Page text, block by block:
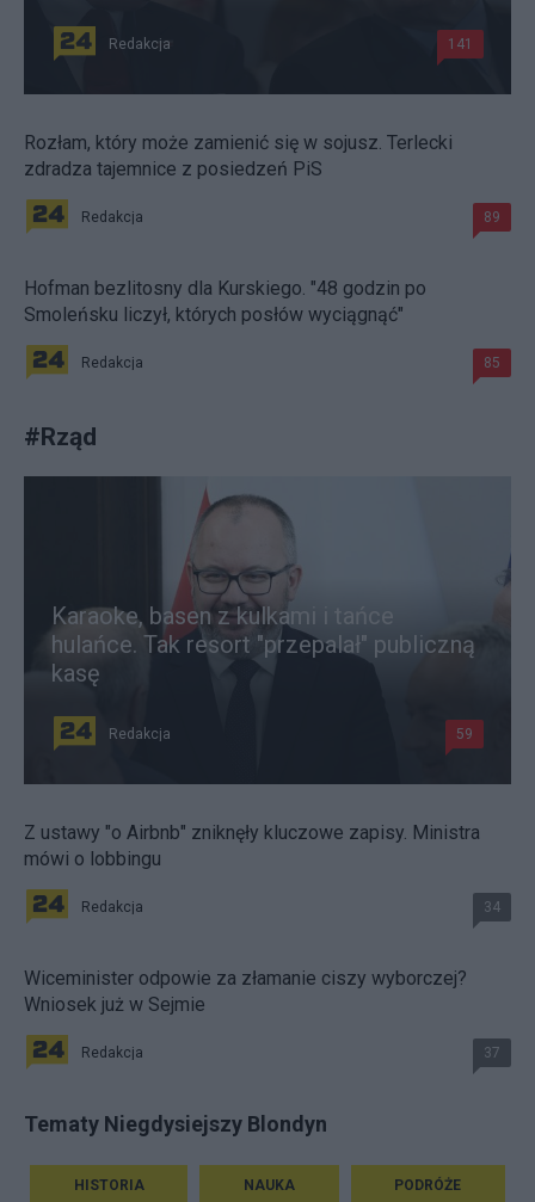
Redakcja 141
Rozłam, który może zamienić się w sojusz. Terlecki
zdradza tajemnice z posiedzeń PiS
Redakcja 89
Hofman bezlitosny dla Kurskiego. "48 godzin po
Smoleńsku liczył, których posłów wyciągnąć"
Redakcja 85
#Rząd
Karaoke, basen z kulkami i tańce
hulańce. Tak resort "przepalał" publiczną
kasę
Redakcja 59
Z ustawy "o Airbnb" zniknęły kluczowe zapisy. Ministra
mówi o lobbingu
Redakcja 34
Wiceminister odpowie za złamanie ciszy wyborczej?
Wniosek już w Sejmie
Redakcja 37
Tematy Niegdysiejszy Blondyn
HISTORIA NAUKA PODRÓŻE